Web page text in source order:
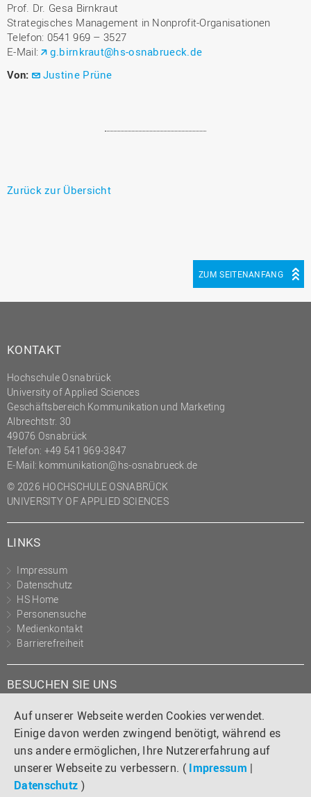
Auf unserer Webseite werden Cookies verwendet.
Einige davon werden zwingend benötigt, während es
uns andere ermöglichen, Ihre Nutzererfahrung auf
unserer Webseite zu verbessern. ( Impressum |
Datenschutz )
Prof. Dr. Gesa Birnkraut
Strategisches Management in Nonprofit-Organisationen
Telefon: 0541 969 – 3527
E-Mail:
g.birnkraut@hs-osnabrueck.de
Von:
Justine Prüne
Zurück zur Übersicht
ZUM SEITENANFANG
KONTAKT
Hochschule Osnabrück
University of Applied Sciences
Geschäftsbereich Kommunikation und Marketing
Albrechtstr. 30
49076 Osnabrück
Telefon: +49 541 969-3847
E-Mail: kommunikation@hs-osnabrueck.de
© 2026 HOCHSCHULE OSNABRÜCK
UNIVERSITY OF APPLIED SCIENCES
LINKS
Impressum
Datenschutz
HS Home
Personensuche
Medienkontakt
Barrierefreiheit
BESUCHEN SIE UNS
Instagram
TiktokLinkedIn
YouTube
Facebook